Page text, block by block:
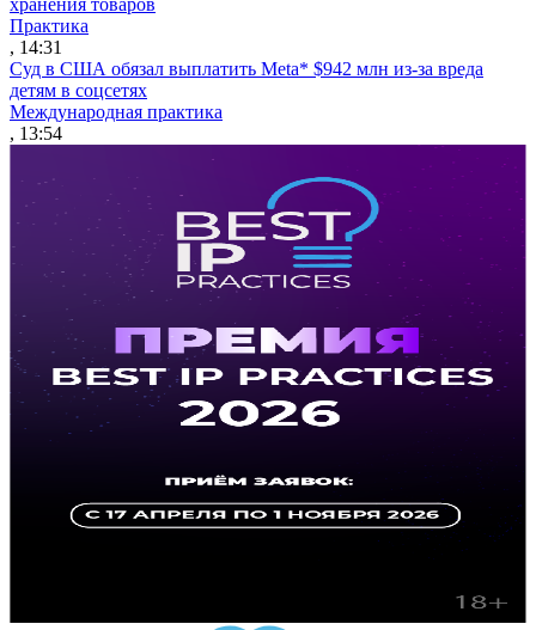
хранения товаров
Практика
, 14:31
Суд в США обязал выплатить Meta* $942 млн из-за вреда
детям в соцсетях
Международная практика
, 13:54